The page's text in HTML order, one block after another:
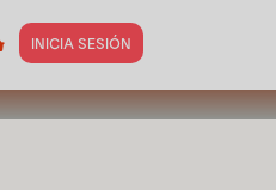
INICIA SESIÓN